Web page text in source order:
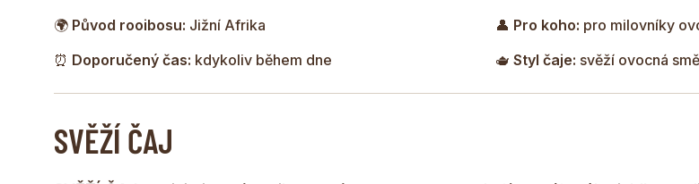
🌍 Původ rooibosu: Jižní Afrika 👤 Pro koho: pro milovníky
⏰ Doporučený čas: kdykoliv během dne 🫖 Styl čaje: svěží ovocná
SVĚŽÍ ČAJ